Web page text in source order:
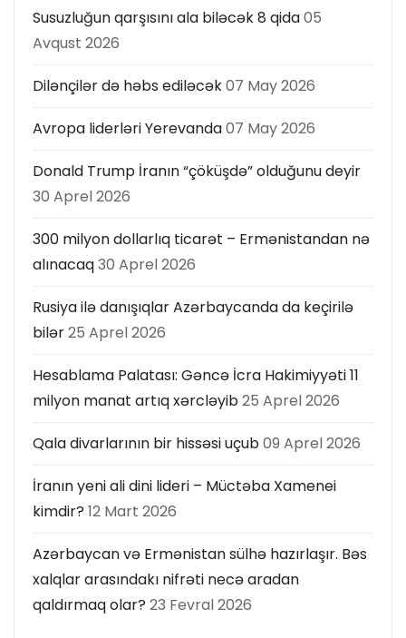
Susuzluğun qarşısını ala biləcək 8 qida05
Avqust 2026
Dilənçilər də həbs ediləcək07 May 2026
Avropa liderləri Yerevanda07 May 2026
Donald Trump İranın “çöküşdə” olduğunu deyir
30 Aprel 2026
300 milyon dollarlıq ticarət – Ermənistandan nə
alınacaq30 Aprel 2026
Rusiya ilə danışıqlar Azərbaycanda da keçirilə
bilər25 Aprel 2026
Hesablama Palatası: Gəncə İcra Hakimiyyəti 11
milyon manat artıq xərcləyib25 Aprel 2026
Qala divarlarının bir hissəsi uçub09 Aprel 2026
İranın yeni ali dini lideri – Müctəba Xamenei
kimdir? 12 Mart 2026
Azərbaycan və Ermənistan sülhə hazırlaşır. Bəs
xalqlar arasındakı nifrəti necə aradan
qaldırmaq olar? 23 Fevral 2026